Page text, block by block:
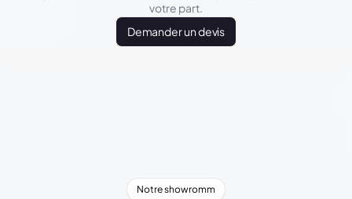
votre part.
Demander un devis
Notre showromm